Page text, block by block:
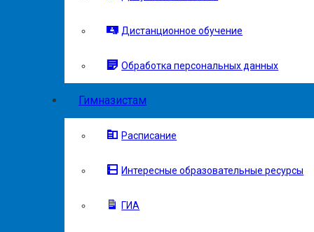
Дистанционное обучение
Обработка персональных данных
Гимназистам
Расписание
Интересные образовательные ресурсы
ГИА